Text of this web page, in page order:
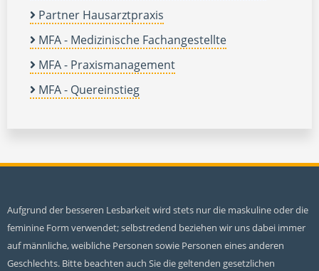
Partner Hausarztpraxis
MFA - Medizinische Fachangestellte
MFA - Praxismanagement
MFA - Quereinstieg
Aufgrund der besseren Lesbarkeit wird stets nur die maskuline oder die
feminine Form verwendet; selbstredend beziehen wir uns dabei immer
auf männliche, weibliche Personen sowie Personen eines anderen
Geschlechts. Bitte beachten auch Sie die geltenden gesetzlichen